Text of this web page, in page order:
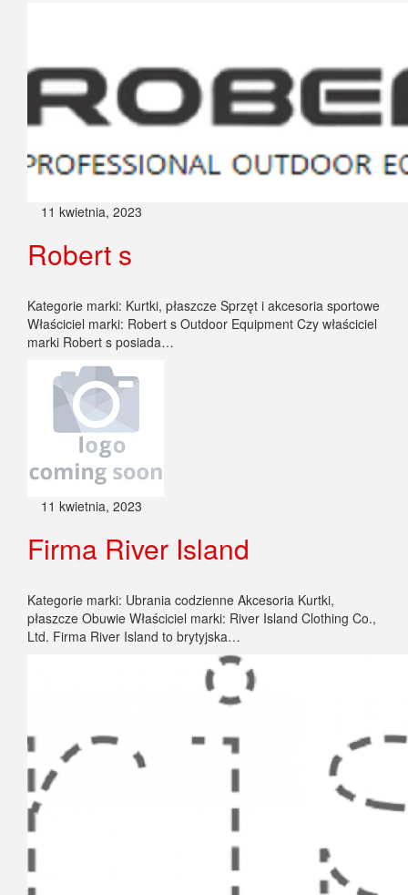
11 kwietnia, 2023
Robert s
Kategorie marki: Kurtki, płaszcze Sprzęt i akcesoria sportowe
Właściciel marki: Robert s Outdoor Equipment Czy właściciel
marki Robert s posiada…
11 kwietnia, 2023
Firma River Island
Kategorie marki: Ubrania codzienne Akcesoria Kurtki,
płaszcze Obuwie Właściciel marki: River Island Clothing Co.,
Ltd. Firma River Island to brytyjska…